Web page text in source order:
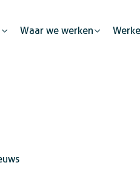
Waar we werken